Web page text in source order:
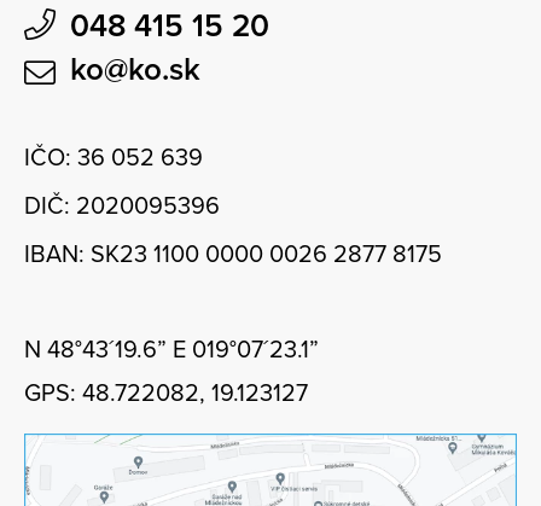
048 415 15 20
ko@ko.sk
IČO: 36 052 639
DIČ: 2020095396
IBAN: SK23 1100 0000 0026 2877 8175
N 48°43´19.6” E 019°07´23.1”
GPS: 48.722082, 19.123127